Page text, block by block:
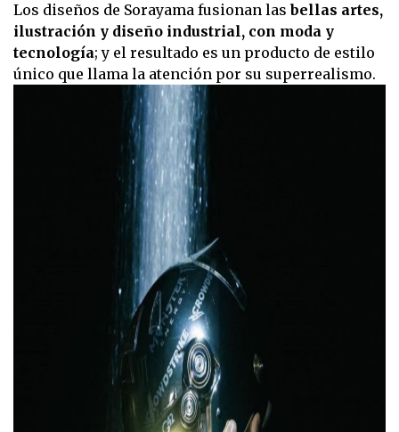
Los diseños de Sorayama fusionan lasbellas artes,
ilustración y diseño industrial, con moda y
tecnología; y el resultado es un producto de estilo
único que llama la atención por su superrealismo.